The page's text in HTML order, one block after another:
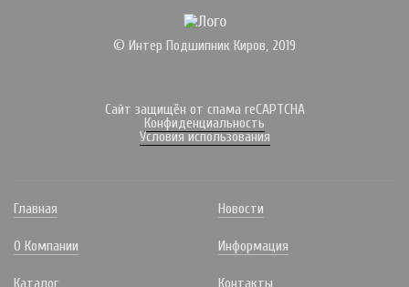
© Интер Подшипник Киров, 2019
Сайт защищён от спама reCAPTCHA
Конфиденциальность
Условия использования
Главная
О Компании
Каталог
Новости
Информация
Контакты